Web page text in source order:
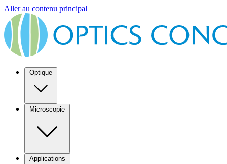
Aller au contenu principal
Optique
Microscopie
Applications